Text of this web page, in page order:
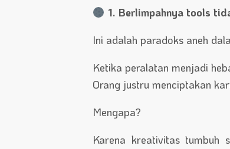
1. Berlimpahnya tools
Ini adalah paradoks aneh
Ketika peralatan menjadi
Orang justru menciptakan
Mengapa?
Karena kreativitas tumbuh